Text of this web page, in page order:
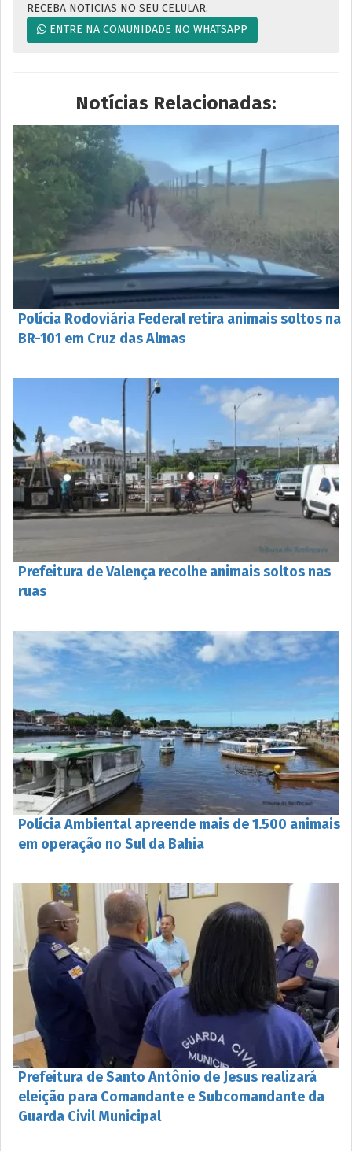
RECEBA NOTICIAS NO SEU CELULAR.
ENTRE NA COMUNIDADE NO WHATSAPP
Notícias Relacionadas:
Polícia Rodoviária Federal retira animais soltos na
BR-101 em Cruz das Almas
Prefeitura de Valença recolhe animais soltos nas
ruas
Polícia Ambiental apreende mais de 1.500 animais
em operação no Sul da Bahia
Prefeitura de Santo Antônio de Jesus realizará
eleição para Comandante e Subcomandante da
Guarda Civil Municipal